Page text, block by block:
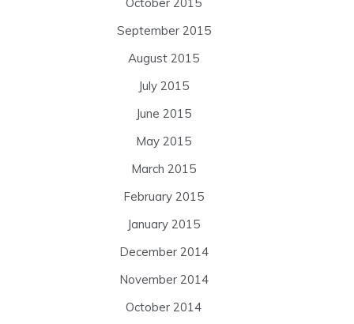
September 2015
August 2015
July 2015
June 2015
May 2015
March 2015
February 2015
January 2015
December 2014
November 2014
October 2014